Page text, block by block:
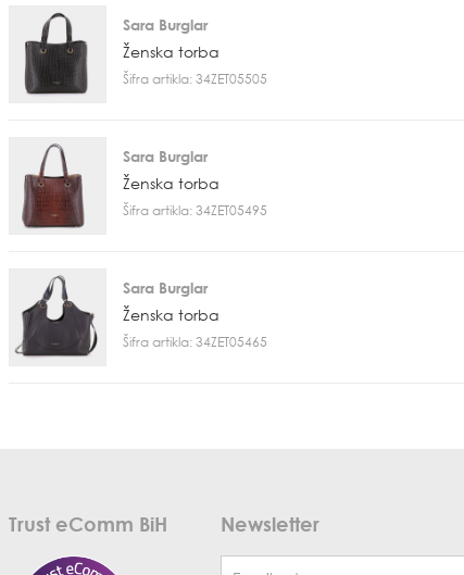
Sara Burglar
Ženska torba
Šifra artikla: 34ZET05505
Sara Burglar
Ženska torba
Šifra artikla: 34ZET05495
Sara Burglar
Ženska torba
Šifra artikla: 34ZET05465
Trust eComm BiH Newsletter